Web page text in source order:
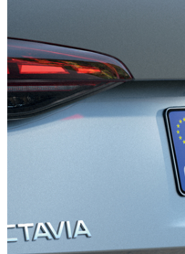
Pachet Comfort Plus
1.270,50 €
Detalii